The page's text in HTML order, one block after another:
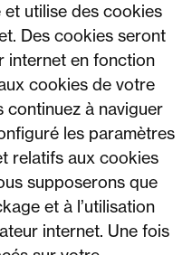
utilise des cookies
Des cookies seront
internet en fonction
cookies de votre
continuez à naviguer
les paramètres
relatifs aux cookies
supposerons que
et à l’utilisation
internet. Une fois